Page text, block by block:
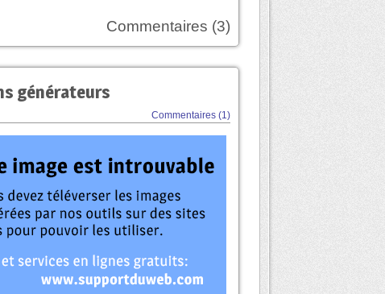
Commentaires (3)
générateurs
Commentaires (1)